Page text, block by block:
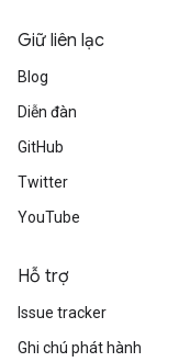
Giữ liên lạc
Blog
Diễn đàn
GitHub
Twitter
YouTube
Hỗ trợ
Issue tracker
Ghi chú phát hành